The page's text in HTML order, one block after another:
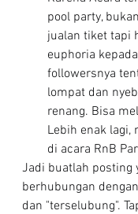
pool party,
jualan tiket tapi
euphoria
followersnya
lompat dan
renang. Bisa
Lebih enak lagi,
di acara RnB
Jadi buatlah posting
berhubungan
dan "terselubung".